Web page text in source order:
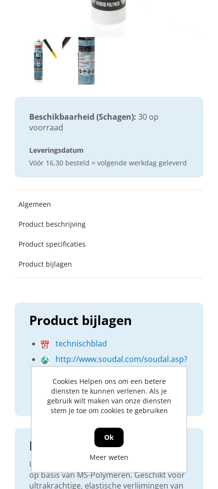
Product beschrijving
Universele, hardelastische lijm- en voegkit
op basis van MS-Polymeren. Geschikt voor
ultrakrachtige, elastische verlijmingen van
Product bijlagen
technischblad
http://www.soudal.com/soudal.asp?
o=Professioneel&p=ARTICLEDETAIL&srt
=1&id=6&lan=NL
http://dop.soudal.com/
Beschikbaarheid (Schagen): 30 op
voorraad
Leveringsdatum
Vóór 16.30 besteld = volgende werkdag geleverd
Algemeen
Product beschrijving
Product specificaties
Product bijlagen
Cookies Helpen ons om een betere
diensten te kunnen verlenen. Als je
gebruik wilt maken van onze diensten
stem je toe om cookies te gebruiken
Ok
Meer weten